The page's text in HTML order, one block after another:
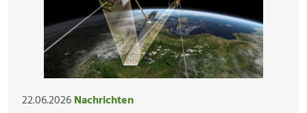
22.06.2026Nachrichten